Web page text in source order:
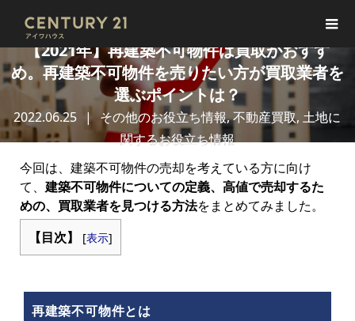
【2021年】再建築不可物件は買取がおすす
め。再建築不可物件を売りたい方が買取業者を
選ぶポイントは？
2022.06.25 その他のお役立ち情報,不動産買取,土地に
関するお役立ち情報
今回は、建築不可物件の売却を考えている方に向け
て、 建築不可物件についての定義、高値で売却するた
めの、買取業者を見つける方法をまとめてみました。
【目次】
[表示]
再建築不可物件とは